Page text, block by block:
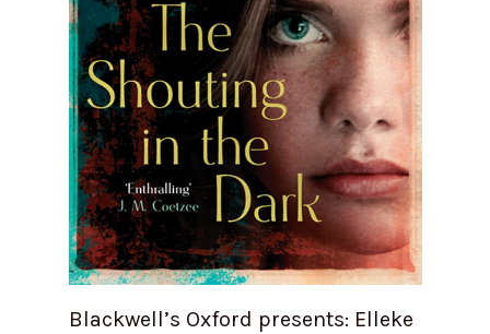
Blackwell’s Oxford presents: Elleke